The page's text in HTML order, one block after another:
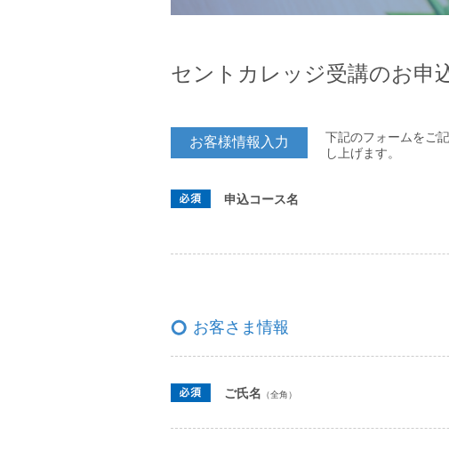
セントカレッジ受講のお申
お客様情報入力
下記のフォームをご
し上げます。
申込コース名
お客さま情報
ご氏名 （全角）